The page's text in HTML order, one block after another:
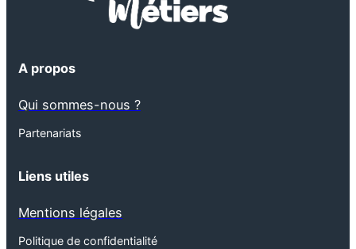
A propos
Qui sommes-nous ?
Partenariats
Liens utiles
Mentions légales
Politique de confidentialité